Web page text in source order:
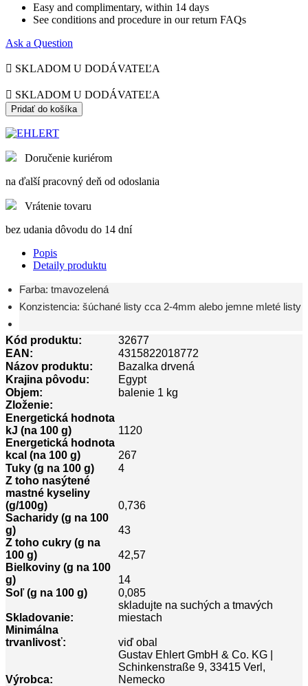
Easy and complimentary, within 14 days
See conditions and procedure in our return FAQs
Ask a Question
 SKLADOM U DODÁVATEĽA
 SKLADOM U DODÁVATEĽA
Pridať do košíka
Doručenie kuriérom
na ďalší pracovný deň od odoslania
Vrátenie tovaru
bez udania dôvodu do 14 dní
Popis
Detaily produktu
Farba: tmavozelená
Konzistencia: šúchané listy cca 2-4mm alebo jemne mleté ​​listy
Kód produktu:
32677
EAN:
4315822018772
Názov produktu:
Bazalka drvená
Krajina pôvodu:
Egypt
Objem:
balenie 1 kg
Zloženie:
Energetická hodnota
kJ (na 100 g)
1120
Energetická hodnota
kcal (na 100 g)
267
Tuky (g na 100 g)
4
Z toho nasýtené
mastné kyseliny
(g/100g)
0,736
Sacharidy (g na 100
g)
43
Z toho cukry (g na
100 g)
42,57
Bielkoviny (g na 100
g)
14
Soľ (g na 100 g)
0,085
Skladovanie:
skladujte na suchých a tmavých
miestach
Minimálna
trvanlivosť:
viď obal
Výrobca:
Gustav Ehlert GmbH & Co. KG |
Schinkenstraße 9, 33415 Verl,
Nemecko